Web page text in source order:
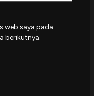
web saya pada
berikutnya.